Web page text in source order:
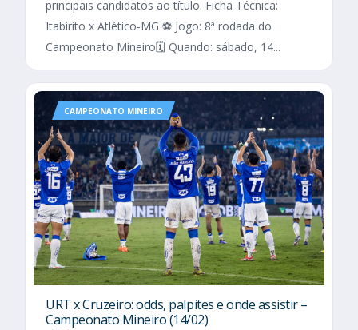
principais candidatos ao título. Ficha Técnica:
Itabirito x Atlético-MG ⚽ Jogo: 8ª rodada do
Campeonato Mineiro🗓️ Quando: sábado, 14...
CAMPEONATO MINEIRO
URT x Cruzeiro: odds, palpites e onde assistir –
Campeonato Mineiro (14/02)